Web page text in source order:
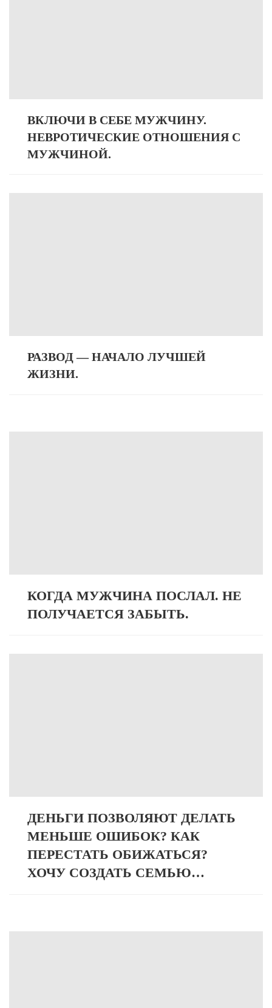
ВКЛЮЧИ В СЕБЕ МУЖЧИНУ.
НЕВРОТИЧЕСКИЕ ОТНОШЕНИЯ С
МУЖЧИНОЙ.
РАЗВОД — НАЧАЛО ЛУЧШЕЙ
ЖИЗНИ.
КОГДА МУЖЧИНА ПОСЛАЛ. НЕ
ПОЛУЧАЕТСЯ ЗАБЫТЬ.
ДЕНЬГИ ПОЗВОЛЯЮТ ДЕЛАТЬ
МЕНЬШЕ ОШИБОК? КАК
ПЕРЕСТАТЬ ОБИЖАТЬСЯ?
ХОЧУ СОЗДАТЬ СЕМЬЮ…